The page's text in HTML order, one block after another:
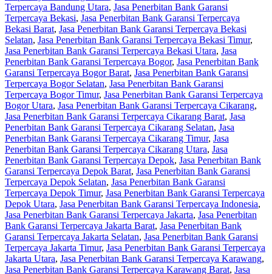
Terpercaya Bandung Utara, Jasa Penerbitan Bank Garansi
Terpercaya Bekasi, Jasa Penerbitan Bank Garansi Terpercaya
Bekasi Barat, Jasa Penerbitan Bank Garansi Terpercaya Bekasi
Selatan, Jasa Penerbitan Bank Garansi Terpercaya Bekasi Timur,
Jasa Penerbitan Bank Garansi Terpercaya Bekasi Utara, Jasa
Penerbitan Bank Garansi Terpercaya Bogor, Jasa Penerbitan Bank
Garansi Terpercaya Bogor Barat, Jasa Penerbitan Bank Garansi
Terpercaya Bogor Selatan, Jasa Penerbitan Bank Garansi
Terpercaya Bogor Timur, Jasa Penerbitan Bank Garansi Terpercaya
Bogor Utara, Jasa Penerbitan Bank Garansi Terpercaya Cikarang,
Jasa Penerbitan Bank Garansi Terpercaya Cikarang Barat, Jasa
Penerbitan Bank Garansi Terpercaya Cikarang Selatan, Jasa
Penerbitan Bank Garansi Terpercaya Cikarang Timur, Jasa
Penerbitan Bank Garansi Terpercaya Cikarang Utara, Jasa
Penerbitan Bank Garansi Terpercaya Depok, Jasa Penerbitan Bank
Garansi Terpercaya Depok Barat, Jasa Penerbitan Bank Garansi
Terpercaya Depok Selatan, Jasa Penerbitan Bank Garansi
Terpercaya Depok Timur, Jasa Penerbitan Bank Garansi Terpercaya
Depok Utara, Jasa Penerbitan Bank Garansi Terpercaya Indonesia,
Jasa Penerbitan Bank Garansi Terpercaya Jakarta, Jasa Penerbitan
Bank Garansi Terpercaya Jakarta Barat, Jasa Penerbitan Bank
Garansi Terpercaya Jakarta Selatan, Jasa Penerbitan Bank Garansi
Terpercaya Jakarta Timur, Jasa Penerbitan Bank Garansi Terpercaya
Jakarta Utara, Jasa Penerbitan Bank Garansi Terpercaya Karawang,
Jasa Penerbitan Bank Garansi Terpercaya Karawang Barat, Jasa